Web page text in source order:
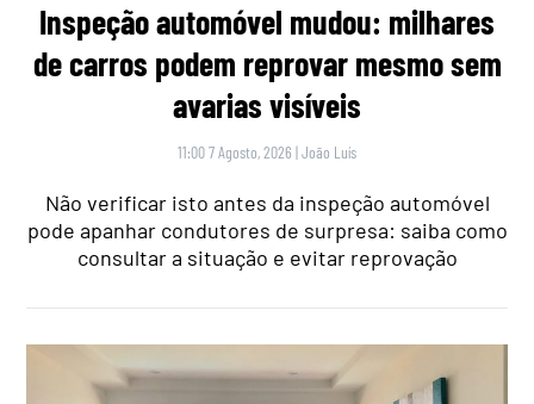
Inspeção automóvel mudou: milhares
de carros podem reprovar mesmo sem
avarias visíveis
11:00 7 Agosto, 2026 |João Luís
Não verificar isto antes da inspeção automóvel
pode apanhar condutores de surpresa: saiba como
consultar a situação e evitar reprovação